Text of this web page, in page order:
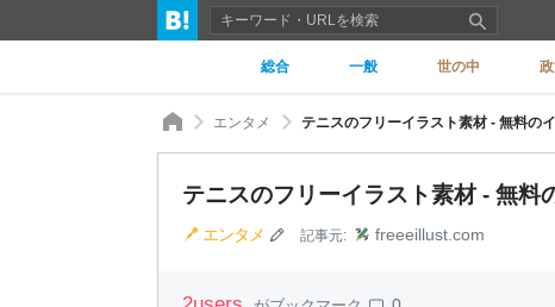
総合 一般 世の中
エンタメ テニスのフリーイラスト素材 - 無料の
テニスのフリーイラスト素材 - 無料
エンタメ 記事元: freeeillust.com